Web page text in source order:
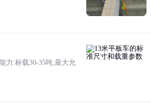
力:标载30-35吨,最大允